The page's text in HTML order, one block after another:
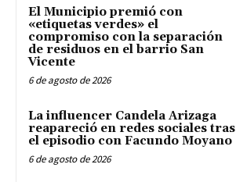
El Municipio premió con
«etiquetas verdes» el
compromiso con la separación
de residuos en el barrio San
Vicente
6 de agosto de 2026
La influencer Candela Arizaga
reapareció en redes sociales tras
el episodio con Facundo Moyano
6 de agosto de 2026